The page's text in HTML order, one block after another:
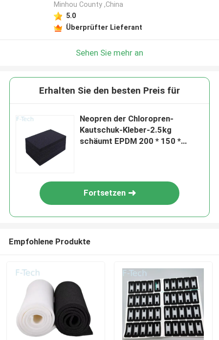
Minhou County ,China
5.0
Überprüfter Lieferant
Sehen Sie mehr an
Erhalten Sie den besten Preis für
Neopren der Chloropren-
Kautschuk-Kleber-2.5kg
schäumt EPDM 200 * 150 *
Fortsetzen
Empfohlene Produkte